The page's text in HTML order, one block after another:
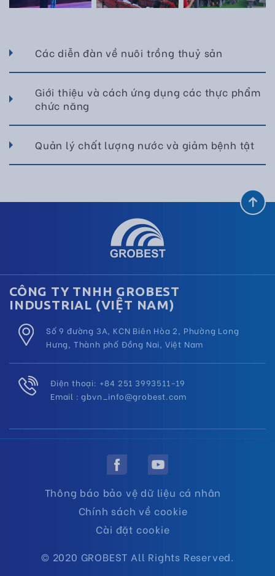
Các diễn đàn về nuôi trồng thuỷ sản
Giới thiệu và cách ứng dụng các thực phẩm
chức năng
Quản lý chất lượng nước và giảm bệnh tật
CÔNG TY TNHH GROBEST
INDUSTRIAL (VIỆT NAM)
Số 9 đường 3A, KCN Biên Hòa 2, Phường Long
Hưng, Thành phố Đồng Nai, Việt Nam
Điện thoại: +84 251 3993511–19
Email :gbvn_info@grobest.com
Thông báo bảo vệ dữ liệu cá nhân
Chính sách về cookie
Cài đặt cookie
© 2020 GROBEST All Rights Reserved.